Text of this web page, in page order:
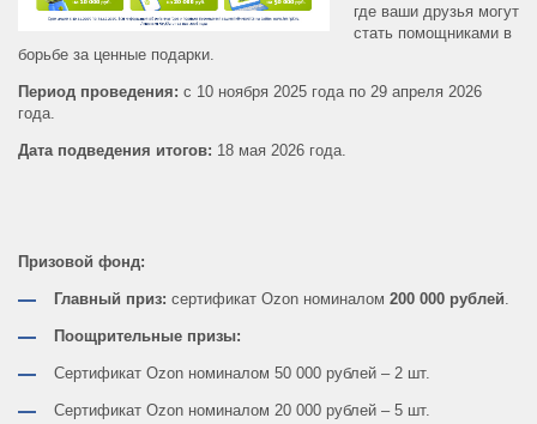
где ваши друзья могут
стать помощниками в
борьбе за ценные подарки.
Период проведения: с 10 ноября 2025 года по 29 апреля 2026
года.
Дата подведения итогов: 18 мая 2026 года.
Призовой фонд:
Главный приз: сертификат Ozon номиналом 200 000 рублей
Поощрительные призы:
Сертификат Ozon номиналом 50 000 рублей – 2 шт.
Сертификат Ozon номиналом 20 000 рублей – 5 шт.